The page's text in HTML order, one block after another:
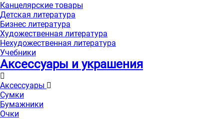
Канцелярские товары
Детская литература
Бизнес литература
Художественная литература
Нехудожественная литература
Учебники
Аксессуары и украшения
Аксессуары
Сумки
Бумажники
Очки